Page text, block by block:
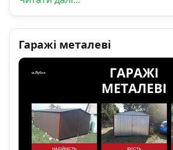
Гаражі металеві